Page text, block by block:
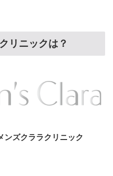
リニックは？
ンズクララクリニック